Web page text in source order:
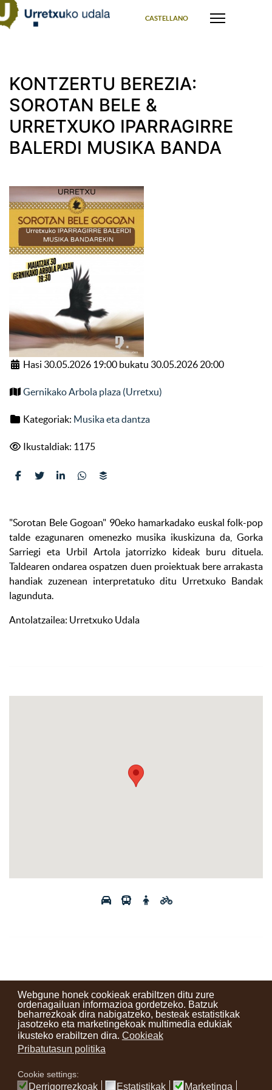
Webgune honek cookieak erabiltzen ditu zure
ordenagailuan informazioa gordetzeko. Batzuk
beharrezkoak dira nabigatzeko, besteak estatistikak
jasotzeko eta marketingekoak multimedia edukiak
ikusteko erabiltzen dira. Cookieak
Pribatutasun politika
Cookie settings:
Derrigorrezkoak Estatistikak Marketinga
CASTELLANO
KONTZERTU BEREZIA:
SOROTAN BELE &
URRETXUKO IPARRAGIRRE
BALERDI MUSIKA BANDA
Hasi 30.05.2026 19:00 bukatu 30.05.2026 20:00
Gernikako Arbola plaza (Urretxu)
Kategoriak: Musika eta dantza
Ikustaldiak: 1175
"Sorotan Bele Gogoan" 90eko hamarkadako euskal folk-pop
talde ezagunaren omenezko musika ikuskizuna da, Gorka
Sarriegi eta Urbil Artola jatorrizko kideak buru dituela.
Taldearen ondarea ospatzen duen proiektuak bere arrakasta
handiak zuzenean interpretatuko ditu Urretxuko Bandak
lagunduta.
Antolatzailea: Urretxuko Udala
Kontaktuak Erabilera baldintzak Lege oharra
Berriak
Zure iritzia